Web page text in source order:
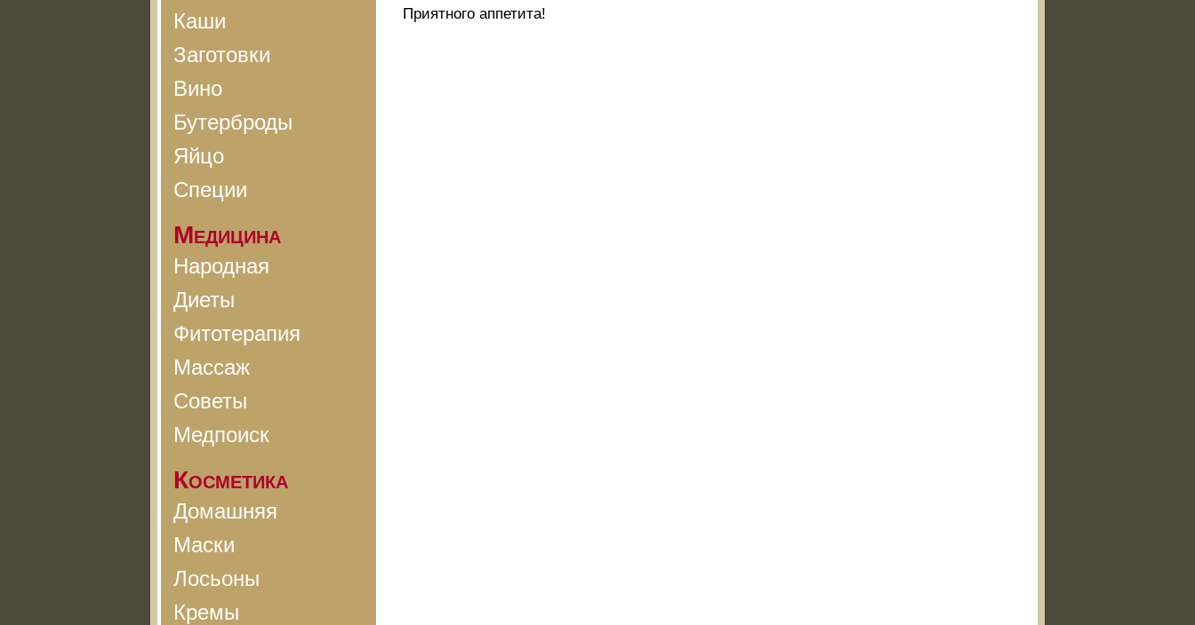
Каши
Заготовки
Вино
Бутерброды
Яйцо
Специи
Медицина
Народная
Диеты
Фитотерапия
Массаж
Советы
Медпоиск
Косметика
Домашняя
Маски
Лосьоны
Кремы
Приятного аппетита!